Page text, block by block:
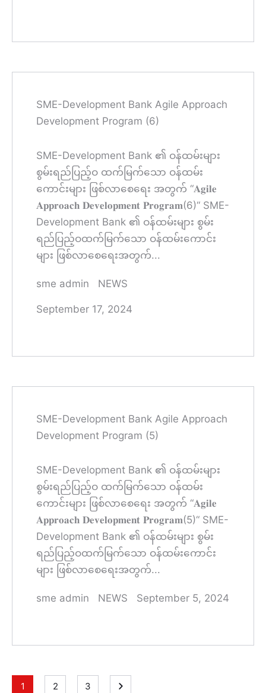
SME-Development Bank Agile Approach
Development Program (6)
SME-Development Bank ၏ ဝန်ထမ်းများ
စွမ်းရည်ပြည့်ဝ ထက်မြက်သော ဝန်ထမ်း
ကောင်းများ ဖြစ်လာစေရေး အတွက် “𝐀𝐠𝐢𝐥𝐞
𝐀𝐩𝐩𝐫𝐨𝐚𝐜𝐡 𝐃𝐞𝐯𝐞𝐥𝐨𝐩𝐦𝐞𝐧𝐭 𝐏𝐫𝐨𝐠𝐫𝐚𝐦(6)“ SME-
Development Bank ၏ ဝန်ထမ်းများ စွမ်း
ရည်ပြည့်ဝထက်မြက်သော ဝန်ထမ်းကောင်း
များ ဖြစ်လာစေရေးအတွက်...
sme admin NEWS
September 17, 2024
SME-Development Bank Agile Approach
Development Program (5)
SME-Development Bank ၏ ဝန်ထမ်းများ
စွမ်းရည်ပြည့်ဝ ထက်မြက်သော ဝန်ထမ်း
ကောင်းများ ဖြစ်လာစေရေး အတွက် “𝐀𝐠𝐢𝐥𝐞
𝐀𝐩𝐩𝐫𝐨𝐚𝐜𝐡 𝐃𝐞𝐯𝐞𝐥𝐨𝐩𝐦𝐞𝐧𝐭 𝐏𝐫𝐨𝐠𝐫𝐚𝐦(5)“ SME-
Development Bank ၏ ဝန်ထမ်းများ စွမ်း
ရည်ပြည့်ဝထက်မြက်သော ဝန်ထမ်းကောင်း
များ ဖြစ်လာစေရေးအတွက်...
sme admin NEWS September 5, 2024
1 2 3